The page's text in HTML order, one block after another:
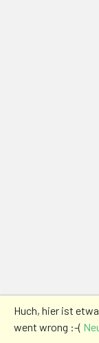
Huch, hier ist
went wrong :-(